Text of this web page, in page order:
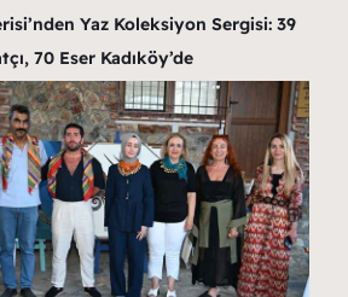
Yaz Koleksiyon Sergisi: 39
70 Eser Kadıköy’de